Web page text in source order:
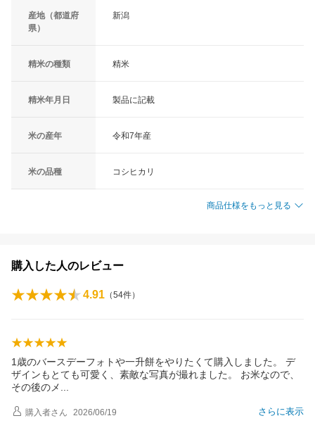
産地（都道府
県）
新潟
精米の種類 精米
精米年月日 製品に記載
米の産年 令和7年産
米の品種 コシヒカリ
商品仕様をもっと見る
購入した人のレビュー
4.91 （54件）
1歳のバースデーフォトや一升餅をやりたくて購入しました。 デ
ザインもとても可愛く、素敵な写真が撮れました。 お米なので、
その後の メ
さらに表示
購入者さん 2026/06/19